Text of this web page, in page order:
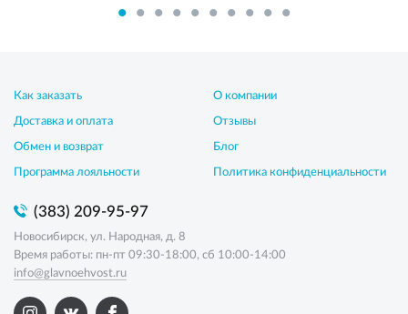
Как заказать
Доставка и оплата
Обмен и возврат
Программа лояльности
О компании
Отзывы
Блог
Политика конфиденциальности
(383) 209-95-97
Новосибирск, ул. Народная, д. 8
Время работы: пн-пт 09:30-18:00, сб 10:00-14:00
info@glavnoehvost.ru